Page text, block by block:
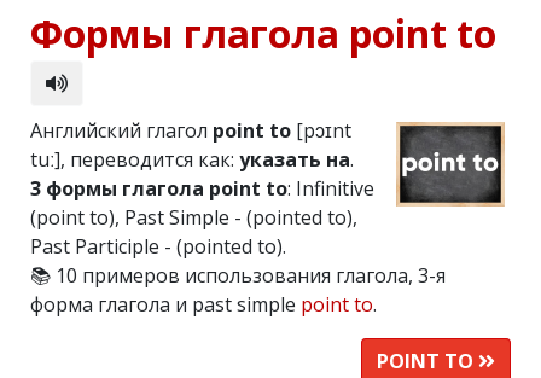
Формы глагола point to
Английский глагол point to [pɔɪnt
tuː], переводится как: указать на.
3 формы глагола point to: Infinitive
(point to), Past Simple - (pointed to),
Past Participle - (pointed to).
📚 10 примеров использования глагола, 3-я
форма глагола и past simple point to.
POINT TO